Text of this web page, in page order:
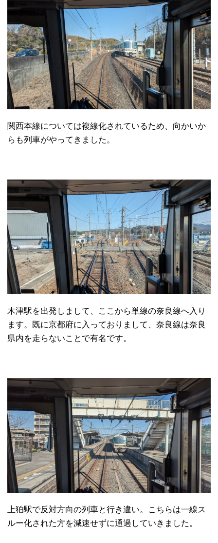
関西本線については複線化されているため、向かいか
らも列車がやってきました。
木津駅を出発しまして、ここから単線の奈良線へ入り
ます。既に京都府に入っておりまして、奈良線は奈良
県内を走らないことで有名です。
上狛駅で反対方向の列車と行き違い。こちらは一線ス
ルー化された方を減速せずに通過していきました。